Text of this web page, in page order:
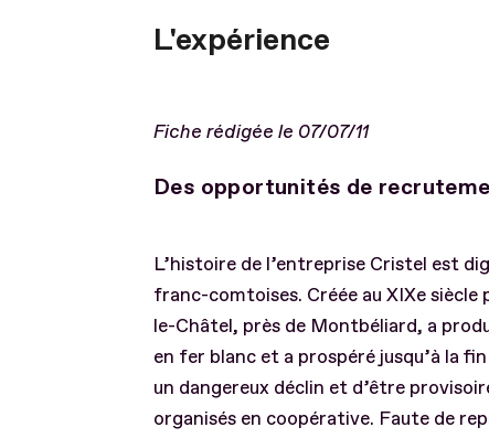
L'expérience
Fiche rédigée le 07/07/11
Des opportunités de
L’histoire de l’entreprise Cristel est
franc-comtoises. Créée au XIXe siècle
le-Châtel, près de Montbéliard, a
en fer blanc et a prospéré jusqu’à la
un dangereux déclin et d’être
organisés en coopérative. Faute de